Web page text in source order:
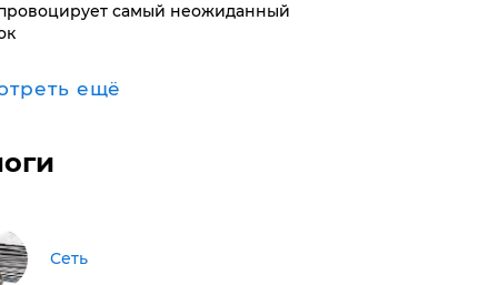
самый неожиданный
ещё
Сеть